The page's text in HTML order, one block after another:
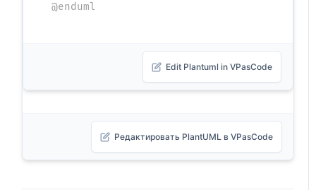
@enduml
Edit Plantuml in VPasCode
Редактировать PlantUML в VPasCode